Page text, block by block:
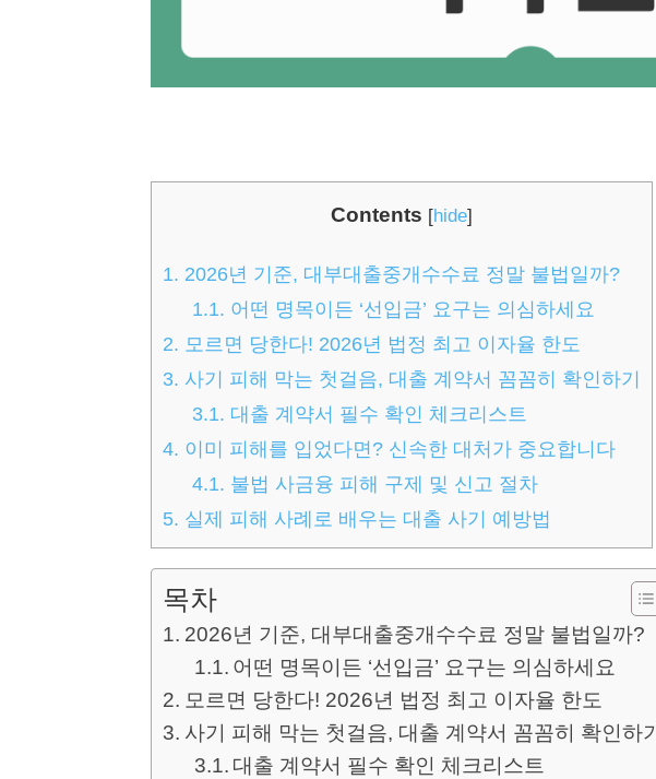
Contents [hide]
1. 2026년 기준, 대부대출중개수수료 정말 불법일까?
1.1. 어떤 명목이든 ‘선입금’ 요구는 의심하세요
2. 모르면 당한다! 2026년 법정 최고 이자율 한도
3. 사기 피해 막는 첫걸음, 대출 계약서 꼼꼼히 확인하기
3.1. 대출 계약서 필수 확인 체크리스트
4. 이미 피해를 입었다면? 신속한 대처가 중요합니다
4.1. 불법 사금융 피해 구제 및 신고 절차
5. 실제 피해 사례로 배우는 대출 사기 예방법
목차
2026년 기준, 대부대출중개수수료 정말 불법일까?
어떤 명목이든 ‘선입금’ 요구는 의심하세요
모르면 당한다! 2026년 법정 최고 이자율 한도
사기 피해 막는 첫걸음, 대출 계약서 꼼꼼히 확인하기
대출 계약서 필수 확인 체크리스트